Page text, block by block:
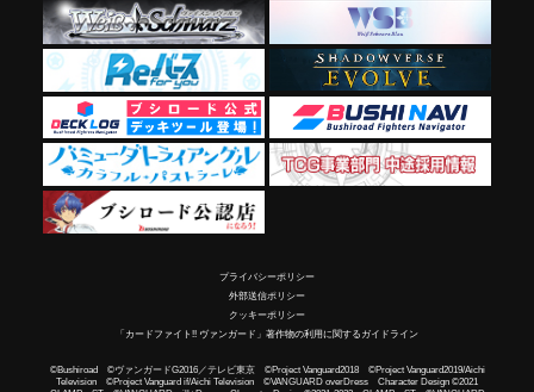
プライバシーポリシー
外部送信ポリシー
クッキーポリシー
「カードファイト!! ヴァンガード」著作物の利用に関するガイドライン
©Bushiroad ©ヴァンガードG2016／テレビ東京 ©Project Vanguard2018 ©Project Vanguard2019/Aichi
Television ©Project Vanguard if/Aichi Television ©VANGUARD overDress Character Design ©2021